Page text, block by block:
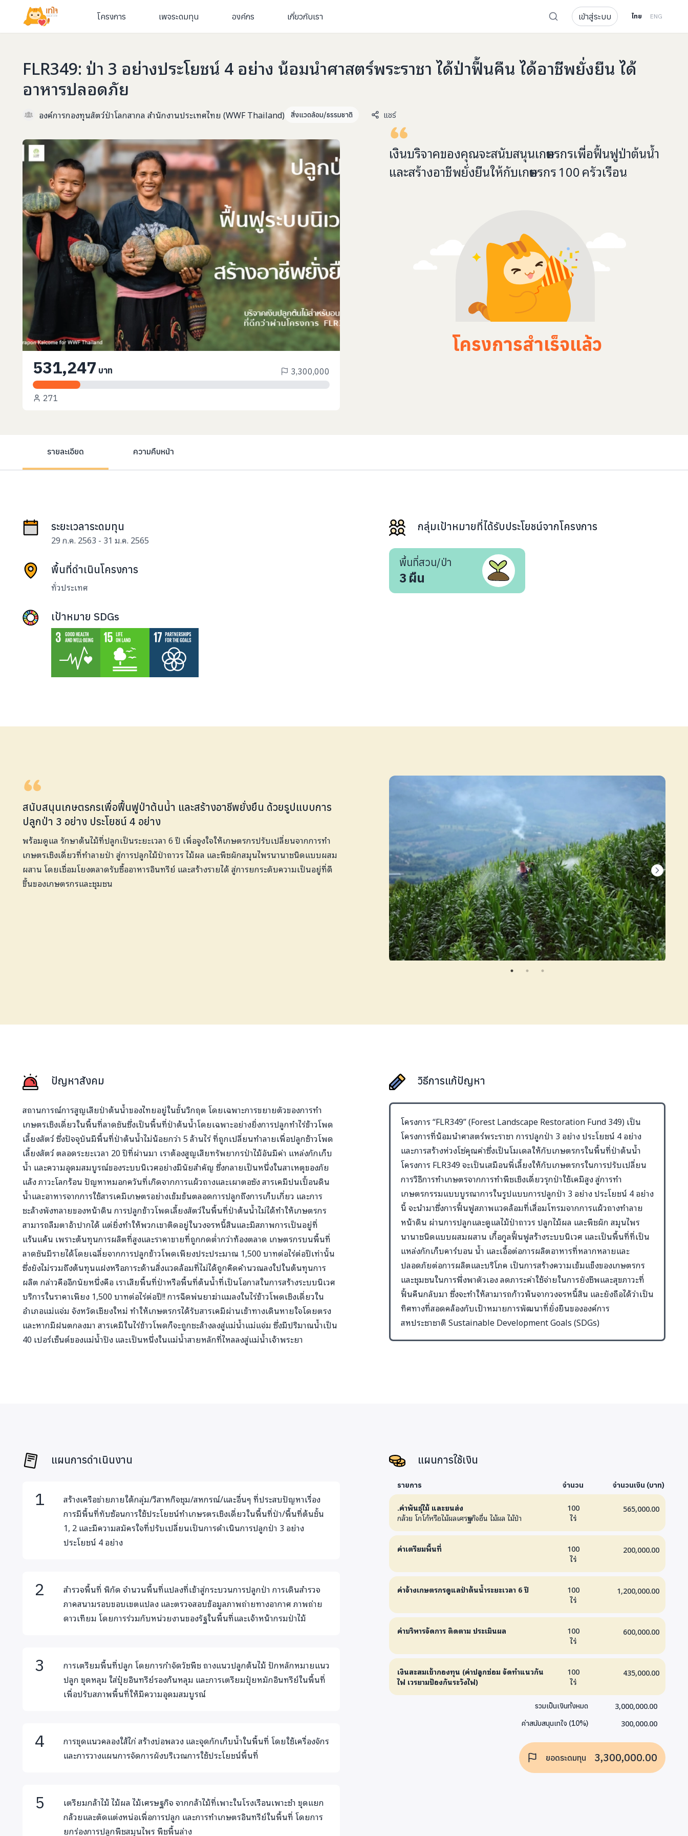
โครงการ เพจระดมทุน องค์กร เกี่ยวกับเรา เข้าสู่ระบบ ไทย ENG
FLR349: ป่า 3 อย่างประโยชน์ 4 อย่าง น้อมนำศาสตร์พระราชา ได้ป่าฟื้นคืน ได้อาชีพยั่งยืน ได้
อาหารปลอดภัย
องค์การกองทุนสัตว์ป่าโลกสากล สำนักงานประเทศไทย (WWF Thailand) สิ่งแวดล้อม/ธรรมชาติ แชร์
531,247 บาท 3,300,000
271
เงินบริจาคของคุณจะสนับสนุนเกษตรกรเพื่อฟื้นฟูป่าต้นน้ำ
และสร้างอาชีพยั่งยืนให้กับเกษตรกร100ครัวเรือน
โครงการสำเร็จแล้ว
รายละเอียด ความคืบหน้า
ระยะเวลาระดมทุน
29 ก.ค. 2563 - 31 ม.ค. 2565
พื้นที่ดำเนินโครงการ
ทั่วประเทศ
เป้าหมาย SDGs
กลุ่มเป้าหมายที่ได้รับประโยชน์จากโครงการ
พื้นที่สวน/ป่า
3 ผืน
สนับสนุนเกษตรกรเพื่อฟื้นฟูป่าต้นน้ำ และสร้างอาชีพยั่งยืน ด้วยรูปแบบการ
ปลูกป่า 3 อย่าง ประโยชน์ 4 อย่าง
พร้อมดูแล รักษาต้นไม้ที่ปลูกเป็นระยะเวลา 6 ปี เพื่อจูงใจให้เกษตรกรปรับเปลี่ยนจากการทำ
เกษตรเชิงเดี่ยวที่ทำลายป่า สู่การปลูกไม้ป่าถาวร ไม้ผล และพืชผักสมุนไพรนานาชนิดแบบผสม
ผสาน โดยเชื่อมโยงตลาดรับซื้ออาหารอินทรีย์ และสร้างรายได้ สู่การยกระดับความเป็นอยู่ที่ดี
ขึ้นของเกษตรกรและชุมชน
ปัญหาสังคม
สถานการณ์การสูญเสียป่าต้นน้ำของไทยอยู่ในขั้นวิกฤต โดยเฉพาะการขยายตัวของการทำ
เกษตรเชิงเดี่ยวในพื้นที่ลาดชันซึ่งเป็นพื้นที่ป่าต้นน้ำโดยเฉพาะอย่างยิ่งการปลูกทำไร่ข้าวโพด
เลี้ยงสัตว์ ซึ่งปัจจุบันมีพื้นที่ป่าต้นน้ำไม่น้อยกว่า 5 ล้านไร่ ที่ถูกเปลี่ยนทำลายเพื่อปลูกช้าวโพด
เลี้ยงสัตว์ ตลอดระยะเวลา 20 ปีที่ผ่านมา เราต้องสูญเสียทรัพยากรป่าไม้อันมีค่า แหล่งกักเก็บ
น้ำ และความอุดมสมบูรณ์ของระบบนิเวศอย่างมีนัยสำคัญ ซึ่งกลายเป็นหนึ่งในสาเหตุของภัย
แล้ง ภาวะโลกร้อน ปัญหาหมอกควันที่เกิดจากการแผ้วถางและเผาตอซัง สารเคมีปนเปื้อนดิน
น้ำและอาหารจากการใช้สารเคมีเกษตรอย่างเข้มข้นตลอดการปลูกถึงการเก็บเกี่ยว และการ
ชะล้างพังทลายของหน้าดิน การปลูกข้าวโพดเลี้ยงสัตว์ในพื้นที่ป่าต้นน้ำไม่ได้ทำให้เกษตรกร
สามารถลืมตาอ้าปากได้ แต่ยิ่งทำให้พวกเขาติดอยู่ในวงจรหนี้สินและมีสภาพการเป็นอยู่ที่
แร้นแค้น เพราะต้นทุนการผลิตที่สูงและราคาขายที่ถูกกดต่ำกว่าท้องตลาด เกษตรกรบนพื้นที่
ลาดชันมีรายได้โดยเฉลี่ยจากการปลูกข้าวโพดเพียงประประมาณ 1,500 บาทต่อไร่ต่อปีเท่านั้น
ซึ่งยังไม่รวมถึงต้นทุนแฝงหรือภาระด้านสิ่งแวดล้อมที่ไม่ได้ถูกคิดคำนวณลงใปในต้นทุนการ
ผลิต กล่าวคืออีกนัยหนึ่งคือ เราเสียพื้นที่ป่าหรือพื้นที่ต้นน้ำที่เป็นโอกาสในการสร้างระบบนิเวศ
บริการในราคาเพียง 1,500 บาทต่อไร่ต่อปี!! การฉีดพ่นยาฆ่าแมลงในไร่ข้าวโพดเชิงเดี่ยวใน
อำเภอแม่แจ่ม จังหวัดเชียงใหม่ ทำให้เกษตรกรได้รับสารเคมีผ่านเข้าทางเดินหายใจโดยตรง
และหากมีฝนตกลงมา สารเคมีในไร่ข้าวโพดก็จะถูกชะล้างลงสู่แม่น้ำแม่แจ่ม ซึ่งมีปริมาณน้ำเป็น
40 เปอร์เซ็นต์ของแม่น้ำปิง และเป็นหนึ่งในแม่น้ำสายหลักที่ไหลลงสู่แม่น้ำเจ้าพระยา
วิธีการแก้ปัญหา
โครงการ “FLR349” (Forest Landscape Restoration Fund 349) เป็น
โครงการที่น้อมนำศาสตร์พระราชา การปลูกป่า 3 อย่าง ประโยชน์ 4 อย่าง
และการสร้างห่วงโซ่คุณค่าซึ่งเป็นโมเดลให้กับเกษตรกรในพื้นที่ป่าต้นน้ำ
โครงการ FLR349 จะเป็นเสมือนพี่เลี้ยงให้กับเกษตรกรในการปรับเปลี่ยน
การวิธีการทำเกษตรจากการทำพืชเชิงเดี่ยวรุกป่าใช้เคมีสูง สู่การทำ
เกษตรกรรมแบบบูรณาการในรูปแบบการปลูกป่า 3 อย่าง ประโยชน์ 4 อย่าง
นี้ จะนำมาซึ่งการฟื้นฟูสภาพแวดล้อมที่เสื่อมโทรมจากการแผ้วถางทำลาย
หน้าดิน ผ่านการปลูกและดูแลไม้ป่าถาวร ปลูกไม้ผล และพืชผัก สมุนไพร
นานาชนิดแบบผสมผสาน เกื้อกูลฟื้นฟูสร้างระบบนิเวศ และเป็นพื้นที่ที่เป็น
แหล่งกักเก็บคาร์บอน น้ำ และเอื้อต่อการผลิตอาหารที่หลากหลายและ
ปลอดภัยต่อการผลิตและบริโภค เป็นการสร้างความเข้มแข็งของเกษตรกร
และชุมชนในการพึ่งพาตัวเอง ลดภาระค่าใช้จ่ายในการยังชีพและสุขภาวะที่
ฟื้นคืนกลับมา ซึ่งจะทำให้สามารถก้าวพ้นจากวงจรหนี้สิน และยังถือได้ว่าเป็น
ทิศทางที่สอดคล้องกับเป้าหมายการพัฒนาที่ยั่งยืนขององค์การ
สหประชาชาติ Sustainable Development Goals (SDGs)
แผนการดำเนินงาน
สร้างเครือข่ายภายใต้กลุ่ม/วิสาหกิจชุม/สหกรณ์/และอื่นๆ ที่ประสบปัญหาเรื่อง
การมีพื้นที่ทับซ้อนการใช้ประโยชน์ทำเกษรตรเชิงเดี่ยวในพื้นที่ป่า/พื้นที่ต้นชั้น
1, 2 และมีความสมัครใจที่ปรับเปลี่ยนเป็นการดำเนินการปลูกป่า 3 อย่าง
ประโยชน์ 4 อย่าง
สำรวจพื้นที่ พิกัด จำนวนพื้นที่แปลงที่เข้าสู่กระบวนการปลูกป่า การเดินสำรวจ
ภาคสนามรอบขอบเขตแปลง และตรวจสอบข้อมูลภาพถ่ายทางอากาศ ภาพถ่าย
ดาวเทียม โดยการร่วมกับหน่วยงานของรัฐในพื้นที่และเจ้าหน้ากรมป่าไม้
การเตรียมพื้นที่ปลูก โดยการกำจัดวัชพืช ถางแนวปลูกต้นไม้ ปักหลักหมายแนว
ปลูก ขุดหลุม ใส่ปุ๋ยอินทรีย์รองก้นหลุม และการเตรียมปุ๋ยหมักอินทรีย์ในพื้นที่
เพื่อปรับสภาพพื้นที่ให้มีความอุดมสมบูรณ์
การขุดแนวคลองใส้ไก่ สร้างบ่อพลวง และจุดกักเก็บน้ำในพื้นที่ โดยใช้เครื่องจักร
และการวางแผนการจัดการผังบริเวณการใช้ประโยชน์พื้นที่
เตรียมกล้าไม้ ไม้ผล ไม้เศรษฐกิจ จากกล้าไม้ที่เพาะในโรงเรือนเพาะชำ ขุดแยก
กล้วยและตัดแต่งหน่อเพื่อการปลูก และการทำเกษตรอินทรีย์ในพื้นที่ โดยการ
ยกร่องการปลูกพืชสมุนไพร พืชพื้นล่าง
แผนการใช้เงิน
รายการ จำนวน จำนวนเงิน (บาท)
.ค่าพันธุ์ไม้ และขนส่ง
กล้วย โกโก้หรือไม้ผลเศรษฐกิจอื่น ไม้ผล ไม้ป่า
100
ไร่
565,000.00
ค่าเตรียมพื้นที่
100
ไร่
200,000.00
ค่าจ้างเกษตรกรดูแลป่าต้นน้ำระยะเวลา 6 ปี
100
ไร่
1,200,000.00
ค่าบริหารจัดการ ติดตาม ประเมินผล
100
ไร่
600,000.00
เงินสะสมเข้ากองทุน (ค่าปลูกซ่อม จัดทำแนวกัน
ไฟ เวรยามป้องกันระวังไฟ)
100
ไร่
435,000.00
รวมเป็นเงินทั้งหมด 3,000,000.00
ค่าสนับสนุนเทใจ (10%) 300,000.00
ยอดระดมทุน 3,300,000.00